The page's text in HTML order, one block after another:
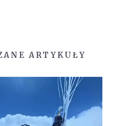
ARTYKUŁY